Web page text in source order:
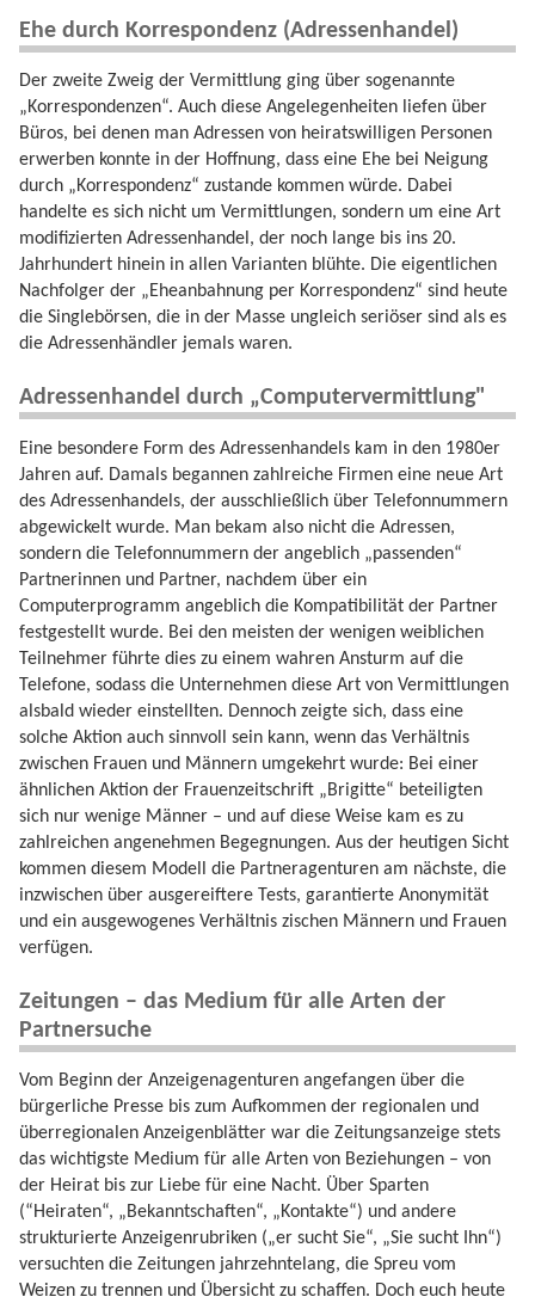
Ehe durch Korrespondenz (Adressenhandel)
Der zweite Zweig der Vermittlung ging über sogenannte
„Korrespondenzen“. Auch diese Angelegenheiten liefen über
Büros, bei denen man Adressen von heiratswilligen Personen
erwerben konnte in der Hoffnung, dass eine Ehe bei Neigung
durch „Korrespondenz“ zustande kommen würde. Dabei
handelte es sich nicht um Vermittlungen, sondern um eine Art
modifizierten Adressenhandel, der noch lange bis ins 20.
Jahrhundert hinein in allen Varianten blühte. Die eigentlichen
Nachfolger der „Eheanbahnung per Korrespondenz“ sind heute
die Singlebörsen, die in der Masse ungleich seriöser sind als es
die Adressenhändler jemals waren.
Adressenhandel durch „Computervermittlung"
Eine besondere Form des Adressenhandels kam in den 1980er
Jahren auf. Damals begannen zahlreiche Firmen eine neue Art
des Adressenhandels, der ausschließlich über Telefonnummern
abgewickelt wurde. Man bekam also nicht die Adressen,
sondern die Telefonnummern der angeblich „passenden“
Partnerinnen und Partner, nachdem über ein
Computerprogramm angeblich die Kompatibilität der Partner
festgestellt wurde. Bei den meisten der wenigen weiblichen
Teilnehmer führte dies zu einem wahren Ansturm auf die
Telefone, sodass die Unternehmen diese Art von Vermittlungen
alsbald wieder einstellten. Dennoch zeigte sich, dass eine
solche Aktion auch sinnvoll sein kann, wenn das Verhältnis
zwischen Frauen und Männern umgekehrt wurde: Bei einer
ähnlichen Aktion der Frauenzeitschrift „Brigitte“ beteiligten
sich nur wenige Männer – und auf diese Weise kam es zu
zahlreichen angenehmen Begegnungen. Aus der heutigen Sicht
kommen diesem Modell die Partneragenturen am nächste, die
inzwischen über ausgereiftere Tests, garantierte Anonymität
und ein ausgewogenes Verhältnis zischen Männern und Frauen
verfügen.
Zeitungen – das Medium für alle Arten der
Partnersuche
Vom Beginn der Anzeigenagenturen angefangen über die
bürgerliche Presse bis zum Aufkommen der regionalen und
überregionalen Anzeigenblätter war die Zeitungsanzeige stets
das wichtigste Medium für alle Arten von Beziehungen – von
der Heirat bis zur Liebe für eine Nacht. Über Sparten
(“Heiraten“, „Bekanntschaften“, „Kontakte“) und andere
strukturierte Anzeigenrubriken („er sucht Sie“, „Sie sucht Ihn“)
versuchten die Zeitungen jahrzehntelang, die Spreu vom
Weizen zu trennen und Übersicht zu schaffen. Doch euch heute